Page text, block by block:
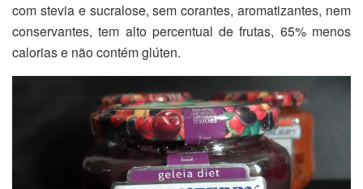
com stevia e sucralose, sem corantes, aromatizantes, nem
conservantes, tem alto percentual de frutas, 65% menos
calorias e não contém glúten.